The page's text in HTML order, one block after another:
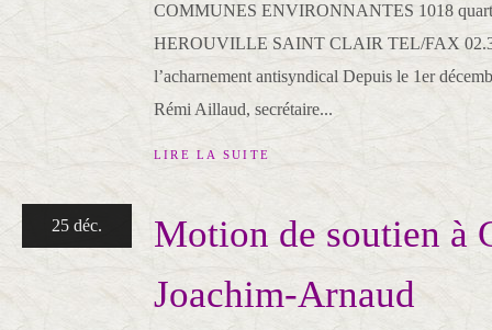
COMMUNES ENVIRONNANTES 1018
HEROUVILLE SAINT CLAIR TEL/FAX
l’acharnement antisyndical Depuis le 1er
Rémi Aillaud, secrétaire...
LIRE LA SUITE
25 déc.
Motion de soutien à
Joachim-Arnaud